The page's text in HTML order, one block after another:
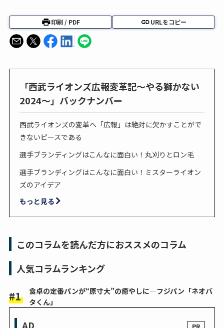
印刷 / PDF URLをコピー
「西武ライオンズ広報変革記～やる獅かない
2024～」バックナンバー
西武ライオンズの変革へ「広報」は絶対に欠かすことがで
きないピースである
選手ブランディングはこんなに面白い！丸刈りとロン毛
選手ブランディングはこんなに面白い！ミスターライオン
ズのアイデア
もっと見る
このコラムを読んだ方におススメのコラム
人気コラムランキング
食卓の定番パンが“原寸大”の癒やしに―フジパン「ネオバ
タくん」
AD